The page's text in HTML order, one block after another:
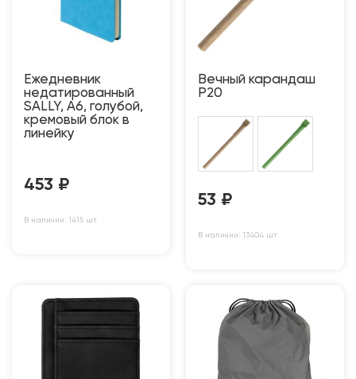
Ежедневник
недатированный
SALLY, A6, голубой,
кремовый блок в
линейку
453 ₽
В наличии: 1415 шт
Вечный карандаш
P20
53 ₽
В наличии: 13404 шт